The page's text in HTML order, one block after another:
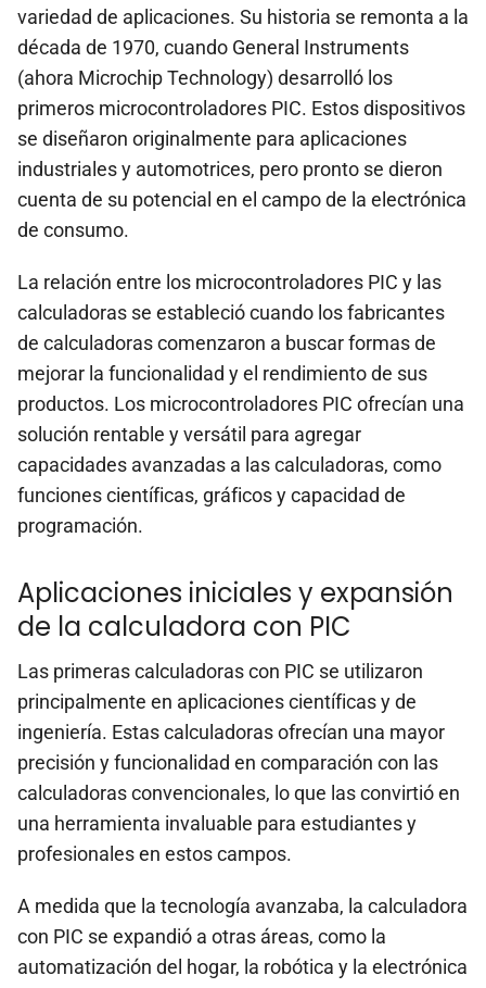
variedad de aplicaciones. Su historia se remonta a la
década de 1970, cuando General Instruments
(ahora Microchip Technology) desarrolló los
primeros microcontroladores PIC. Estos dispositivos
se diseñaron originalmente para aplicaciones
industriales y automotrices, pero pronto se dieron
cuenta de su potencial en el campo de la electrónica
de consumo.
La relación entre los microcontroladores PIC y las
calculadoras se estableció cuando los fabricantes
de calculadoras comenzaron a buscar formas de
mejorar la funcionalidad y el rendimiento de sus
productos. Los microcontroladores PIC ofrecían una
solución rentable y versátil para agregar
capacidades avanzadas a las calculadoras, como
funciones científicas, gráficos y capacidad de
programación.
Aplicaciones iniciales y expansión
de la calculadora con PIC
Las primeras calculadoras con PIC se utilizaron
principalmente en aplicaciones científicas y de
ingeniería. Estas calculadoras ofrecían una mayor
precisión y funcionalidad en comparación con las
calculadoras convencionales, lo que las convirtió en
una herramienta invaluable para estudiantes y
profesionales en estos campos.
A medida que la tecnología avanzaba, la calculadora
con PIC se expandió a otras áreas, como la
automatización del hogar, la robótica y la electrónica